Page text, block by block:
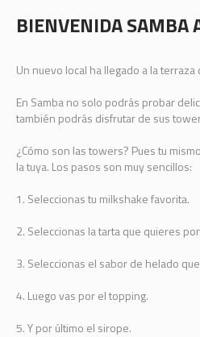
BIENVENIDA SAMBA
Un nuevo local ha llegado a la terraza
En Samba no solo podrás probar
también podrás disfrutar de sus
¿Cómo son las towers? Pues tu
la tuya. Los pasos son muy sencillos:
1. Seleccionas tu milkshake favorita.
2. Seleccionas la tarta que quieres
3. Seleccionas el sabor de helado
4. Luego vas por el topping.
5. Y por último el sirope.